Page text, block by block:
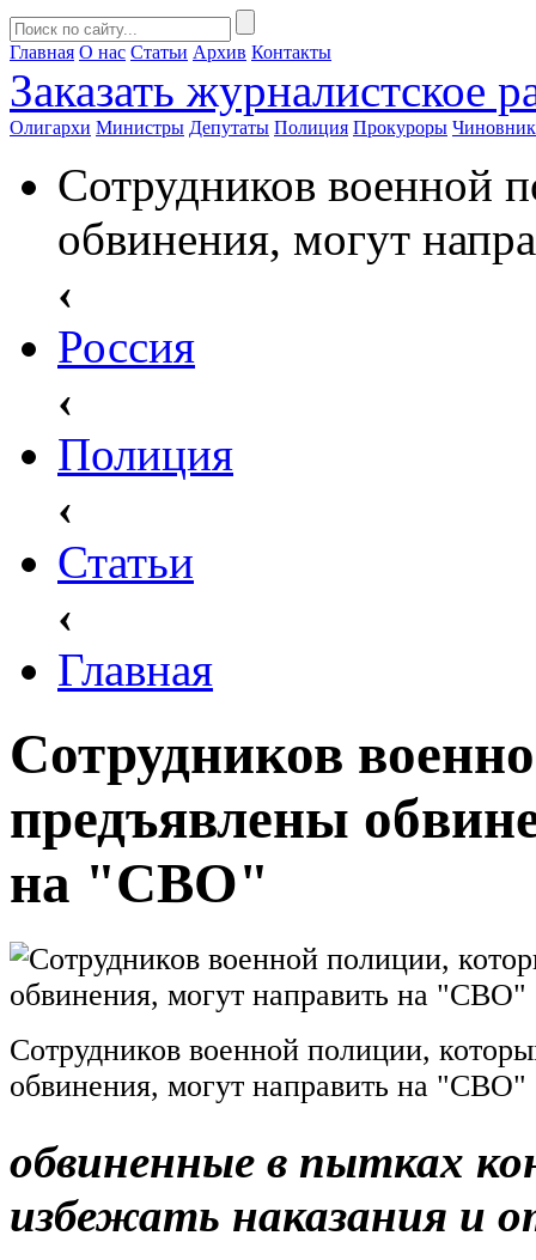
Главная О нас Статьи Архив Контакты
Заказать журналистское
Олигархи Министры Депутаты Полиция Прокуроры
Сотрудников военной
обвинения, могут
‹
Россия
‹
Полиция
‹
Статьи
‹
Главная
Сотрудников
предъявлены
на "СВО"
Сотрудников военной полиции,
обвинения, могут направить на "СВО"
обвиненные в пытках
избежать наказания и